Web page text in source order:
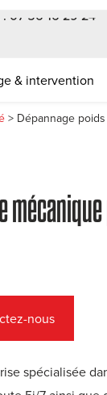
: 07 56 16 29 24
& intervention
> Dépannage
nous
spécialisée